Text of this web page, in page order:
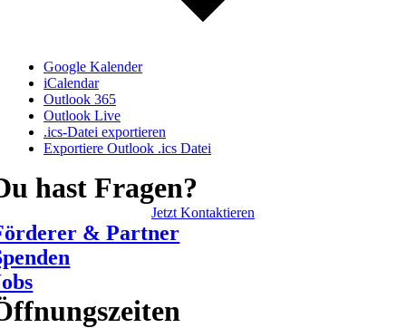
Google Kalender
iCalendar
Outlook 365
Outlook Live
.ics-Datei exportieren
Exportiere Outlook .ics Datei
hast Fragen?
Jetzt Kontaktieren
& Partner